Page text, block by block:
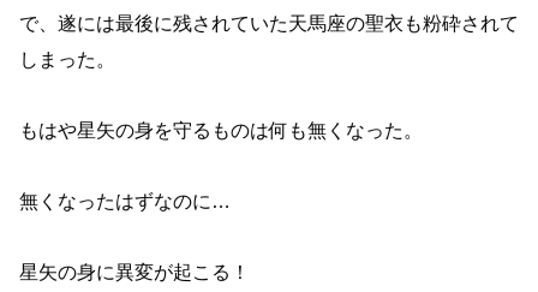
で、遂には最後に残されていた天馬座の聖衣も粉砕されて
しまった。
もはや星矢の身を守るものは何も無くなった。
無くなったはずなのに…
星矢の身に異変が起こる！